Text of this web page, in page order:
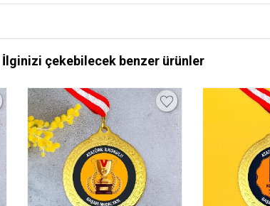
İlginizi çekebilecek benzer ürünler